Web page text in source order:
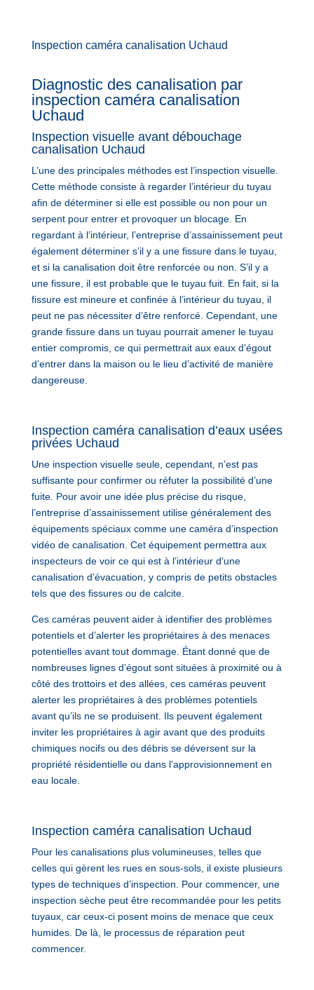
Inspection caméra canalisation Uchaud
Diagnostic des canalisation par
inspection caméra canalisation
Uchaud
Inspection visuelle avant débouchage
canalisation Uchaud
L’une des principales méthodes est l’inspection visuelle.
Cette méthode consiste à regarder l’intérieur du tuyau
afin de déterminer si elle est possible ou non pour un
serpent pour entrer et provoquer un blocage. En
regardant à l’intérieur, l’entreprise d’assainissement peut
également déterminer s’il y a une fissure dans le tuyau,
et si la canalisation doit être renforcée ou non. S’il y a
une fissure, il est probable que le tuyau fuit. En fait, si la
fissure est mineure et confinée à l’intérieur du tuyau, il
peut ne pas nécessiter d’être renforcé. Cependant, une
grande fissure dans un tuyau pourrait amener le tuyau
entier compromis, ce qui permettrait aux eaux d’égout
d’entrer dans la maison ou le lieu d’activité de manière
dangereuse.
Inspection caméra canalisation d’eaux usées
privées Uchaud
Une inspection visuelle seule, cependant, n’est pas
suffisante pour confirmer ou réfuter la possibilité d’une
fuite. Pour avoir une idée plus précise du risque,
l’entreprise d’assainissement utilise généralement des
équipements spéciaux comme une caméra d’inspection
vidéo de canalisation. Cet équipement permettra aux
inspecteurs de voir ce qui est à l’intérieur d’une
canalisation d’évacuation, y compris de petits obstacles
tels que des fissures ou de calcite.
Ces caméras peuvent aider à identifier des problèmes
potentiels et d’alerter les propriétaires à des menaces
potentielles avant tout dommage. Étant donné que de
nombreuses lignes d’égout sont situées à proximité ou à
côté des trottoirs et des allées, ces caméras peuvent
alerter les propriétaires à des problèmes potentiels
avant qu’ils ne se produisent. Ils peuvent également
inviter les propriétaires à agir avant que des produits
chimiques nocifs ou des débris se déversent sur la
propriété résidentielle ou dans l’approvisionnement en
eau locale.
Inspection caméra canalisation Uchaud
Pour les canalisations plus volumineuses, telles que
celles qui gèrent les rues en sous-sols, il existe plusieurs
types de techniques d’inspection. Pour commencer, une
inspection sèche peut être recommandée pour les petits
tuyaux, car ceux-ci posent moins de menace que ceux
humides. De là, le processus de réparation peut
commencer.